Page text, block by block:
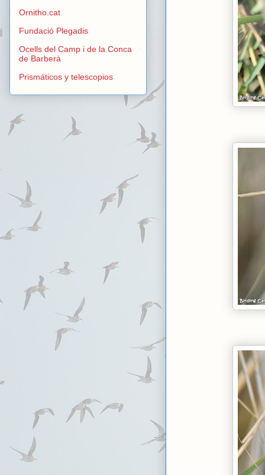
Ornitho.cat
Fundació Plegadis
Ocells del Camp i de la Conca
de Barberà
Prismáticos y telescopios